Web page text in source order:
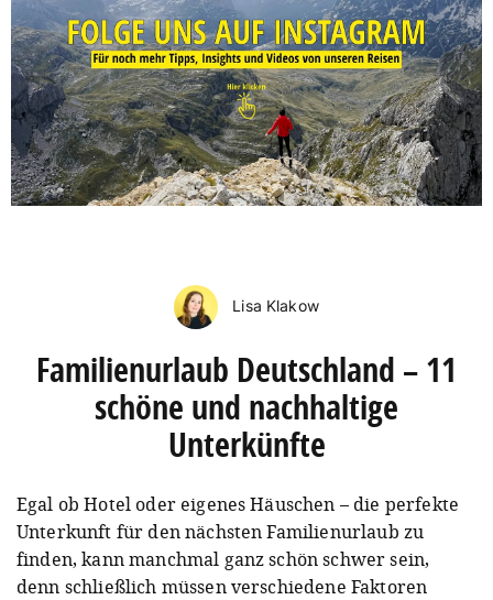
Lisa Klakow
Familienurlaub Deutschland – 11
schöne und nachhaltige
Unterkünfte
Egal ob Hotel oder eigenes Häuschen – die perfekte
Unterkunft für den nächsten Familienurlaub zu
finden, kann manchmal ganz schön schwer sein,
denn schließlich müssen verschiedene Faktoren